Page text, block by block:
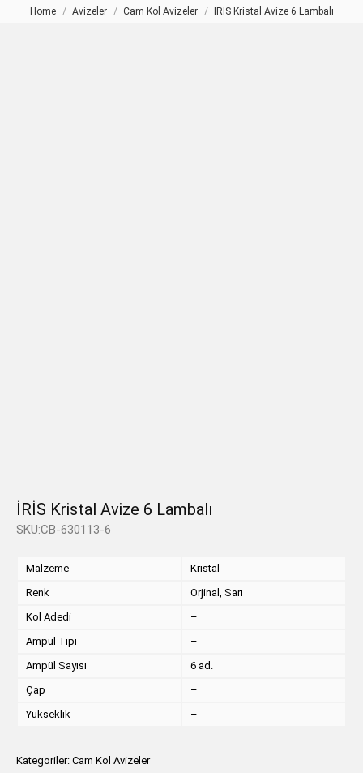
You are here:
Home Avizeler Cam Kol Avizeler İRİS Kristal Avize 6 Lambalı
İRİS Kristal Avize 6 Lambalı
SKU:CB-630113-6
Malzeme
Kristal
Renk
Orjinal, Sarı
Kol Adedi
–
Ampül Tipi
–
Ampül Sayısı
6 ad.
Çap
–
Yükseklik
–
Kategoriler: Cam Kol Avizeler